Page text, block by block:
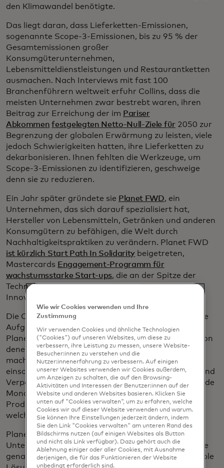
den Klimawandel benötigte.
Das liegt daran, dass Lieferketten-Emissionen,
sogenannte Scope-3-Emissionen, bis zu 95 % der
Gesamtemissionen großer
Konsumgüterunternehmen,
Lebensmitteldienstleistungen und Restaurantketten
ausmachen. Nach Interviews mit fast 100
Branchenführern weltweit erfuhr Collins, dass die
meisten Unternehmen zwar bestrebt waren, ihren
Beitrag zur Erreichung der im Pariser
Abkommen festgelegten Netto-Null-Ziele für2050 zur
Begrenzung der globalen Erwärmung zu leisten, viele
jedoch Schwierigkeiten hatten, ihre Lieferketten zu
dekarbonisieren. Ihnen fehlten die Werkzeuge, um
Scope-3-Emissionen zu identifizieren, geschweige
denn sie zu reduzieren.
Ein Jahr später gründete sie Planet FWD, ein
Unternehmen, das sich darauf spezialisiert hat,
Hersteller von Lebensmitteln, Getränken und anderen
Konsumgütern zu befähigen, die Welt durch
Nachhaltigkeitspraktiken zu verändern. Planet FWD
ist kürzlich Start Path In Solidarity beigetreten,
Mastercards Engagement-Programm für
wachstumsstarke Start-ups, die an der Spitze der
Technologie im Handel stehen und nach Fintech-
Innovationen suchen.
Die CO2-Bilanz in diesem Ausmaß ist eine gewaltige
Aufgabe. Zum Beispiel hat einer der Kunden von
Planet FWD mehr als 350.000 einzelne Produkte, von
denen jedes seinen eigenen Lebenszyklus hat. Das
macht die Liste der zu berücksichtigenden Dinge,
einschließlich Rohstoffe, Verarbeitungsmethoden und
Verpackungen, exponentiell länger. Ein Mensch würde
Monate benötigen, um all diese einzelnen
Produktdaten zu analysieren – falls er überhaupt
welche hat.
Planet FWD setzt maschinelles Lernen ein, sodass
Unternehmen all ihre Daten nutzen können, um eine
genaue Emissionsanalyse zu erhalten und praktikable
Wie wir Cookies verwenden und Ihre
Zustimmung
Wir verwenden Cookies und ähnliche Technologien
("Cookies") auf unseren Websites, um diese zu
verbessern, ihre Leistung zu messen, unsere Website-
Besucher:innen zu verstehen und die
Nutzer:innenerfahrung zu verbessern. Auf einigen
unserer Websites verwenden wir Cookies außerdem,
um Anzeigen zu schalten, die auf den Browsing-
Aktivitäten und Interessen der Benutzer:innen auf der
Website und anderen Websites basieren. Klicken Sie
unten auf "Cookies verwalten", um zu erfahren, welche
Cookies wir auf dieser Website verwenden und warum.
Sie können Ihre Einstellungen jederzeit ändern, indem
Sie den Link "Cookies verwalten" am unteren Rand des
Bildschirms nutzen (auf einigen Websites als Button
und nicht als Link verfügbar). Dazu gehört auch die
Ablehnung einiger oder aller Cookies, mit Ausnahme
derjenigen, die für das Funktionieren der Website
unbedingt erforderlich sind.